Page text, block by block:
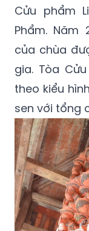
Cửu phẩm
Phẩm. Năm
của chùa
gia. Tòa
theo kiểu
sen với tổng